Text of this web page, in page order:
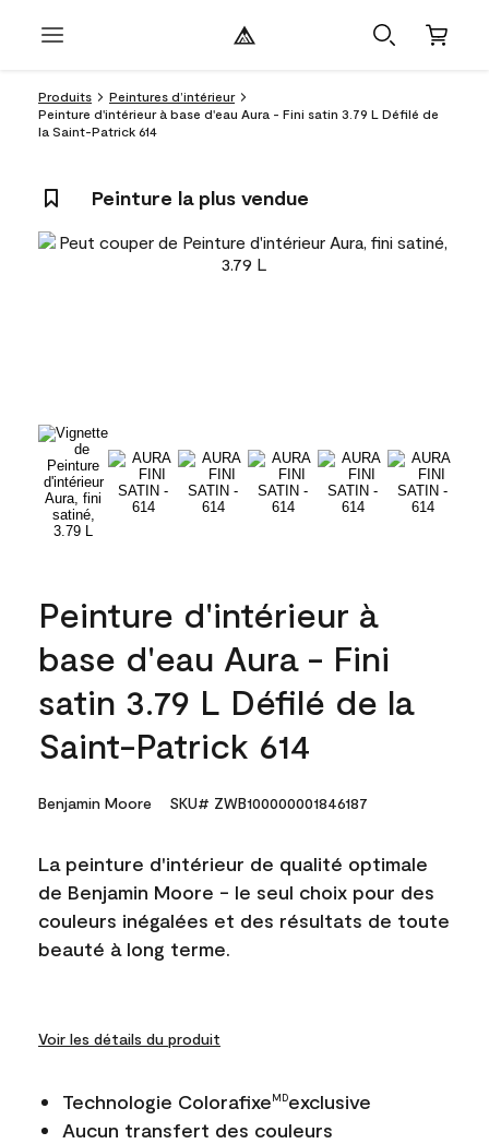
Produits
Peintures d’intérieur
Peinture d'intérieur à base d'eau Aura - Fini satin 3.79 L Défilé de
la Saint-Patrick 614
Peinture la plus vendue
Peinture d'intérieur à
base d'eau Aura - Fini
satin 3.79 L Défilé de la
Saint-Patrick 614
Benjamin Moore SKU# ZWB100000001846187
La peinture d'intérieur de qualité optimale
de Benjamin Moore - le seul choix pour des
couleurs inégalées et des résultats de toute
beauté à long terme.
Voir les détails du produit
Technologie ColorafixeMDexclusive
Aucun transfert des couleurs